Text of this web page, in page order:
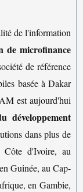
de l'information
de microfinance
de référence
basée à Dakar
est aujourd'hui
développement
dans plus de
Côte d'Ivoire, au
Guinée, au Cap-
en Gambie,